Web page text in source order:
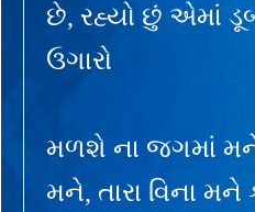
છે, રહ્યો છું એમાં
ઉગારો
મળશે ના જગમાં
મને, તારા વિના મને